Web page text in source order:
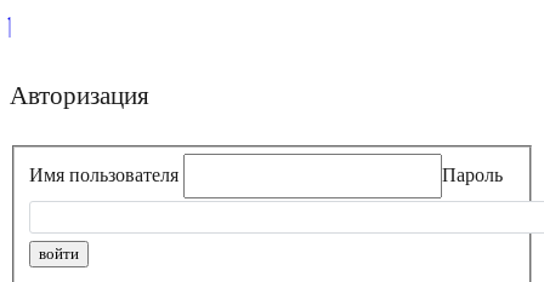
Авторизация
Имя пользователя Пароль